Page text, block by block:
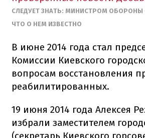
СЛЕДУЕТ ЗНАТЬ: МИНИСТРОМ ОБОРОНЫ
ЧТО О НЕМ ИЗВЕСТНО
В июне 2014 года стал
Комиссии Киевского
вопросам восстановления
реабилитированных.
19 июня 2014 года Алексея
избрали заместителем